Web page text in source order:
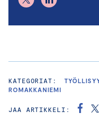
KATEGORIAT:
ROMAKKANIEMI
JAA ARTIKKELI: